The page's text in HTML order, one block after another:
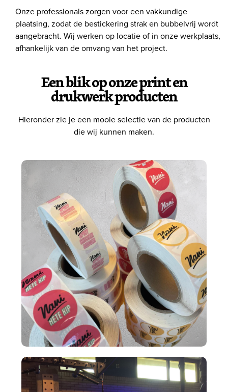
Onze professionals zorgen voor een vakkundige
plaatsing, zodat de bestickering strak en bubbelvrij wordt
aangebracht. Wij werken op locatie of in onze werkplaats,
afhankelijk van de omvang van het project.
Een blik op onze print en
drukwerk producten
Hieronder zie je een mooie selectie van de producten
die wij kunnen maken.